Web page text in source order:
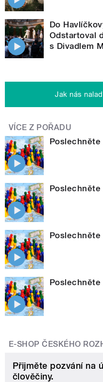
Do
Odstartoval
s Divadlem
Jak nás
VÍCE Z POŘADU
E-SHOP ČESKÉHO
Přijměte pozvání na
člověčiny.